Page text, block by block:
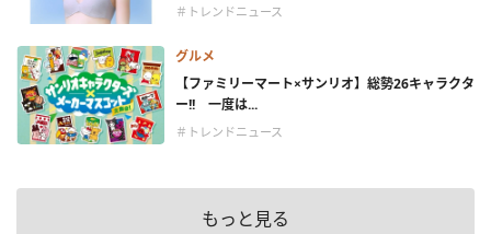
＃トレンドニュース
グルメ
【ファミリーマート×サンリオ】総勢26キャラクタ
ー!! 一度は...
＃トレンドニュース
もっと見る